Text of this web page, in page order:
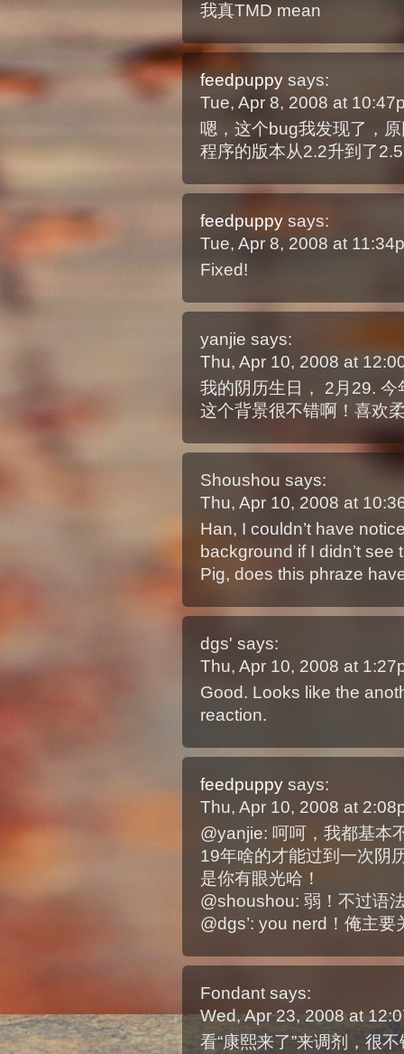
我真TMD mean
feedpuppy says:
Tue, Apr 8, 2008 at
嗯，这个bug我发现了，
程序的版本从2.2升到了
feedpuppy says:
Tue, Apr 8, 2008 at
Fixed!
yanjie says:
Thu, Apr 10, 2008 at
我的阴历生日， 2月29.
这个背景很不错啊！喜欢
Shoushou says:
Thu, Apr 10, 2008 at
Han, I couldn’t have
background if I didn’t see
Pig, does this phraze
dgs' says:
Thu, Apr 10, 2008 at
Good. Looks like the
reaction.
feedpuppy says:
Thu, Apr 10, 2008 at
@yanjie: 呵呵，我都基本
19年啥的才能过到一次阴
是你有眼光哈！
@shoushou: 弱！不过语
@dgs’: you nerd！俺主
Fondant says:
Wed, Apr 23, 2008 at
看“康熙来了”来调剂，很